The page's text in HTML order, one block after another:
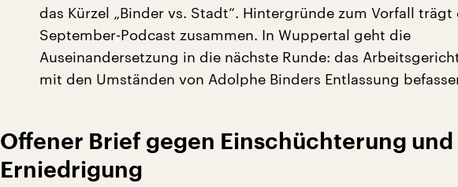
das Kürzel „Binder vs. Stadt“. Hintergründe zum Vorfall trägt
September-Podcast zusammen. In Wuppertal geht die
Auseinandersetzung in die nächste Runde: das
mit den Umständen von Adolphe Binders Entlassung
Offener Brief gegen Einschüchterung und
Erniedrigung